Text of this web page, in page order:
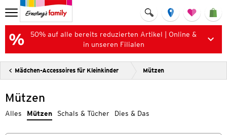
50% auf alle bereits reduzierten Artikel | Online &
in unseren Filialen
Mädchen-Accessoires für Kleinkinder Mützen
Mützen
Alles Mützen Schals & Tücher Dies & Das